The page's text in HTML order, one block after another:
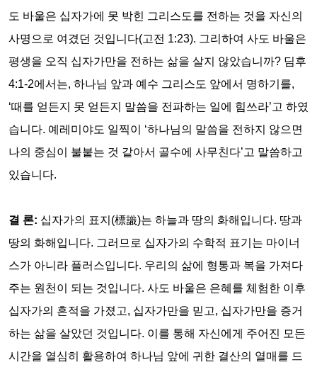
도 바울은 십자가에 못 박힌 그리스도를 전하는 것을 자신의
사명으로 여겼던 것입니다(고전 1:23). 그리하여 사도 바울은
평생을 오직 십자가만을 전하는 삶을 살지 않았습니까? 딤후
4:1-2에서는, 하나님 앞과 예수 그리스도 앞에서 명하기를,
‘때를 얻든지 못 얻든지 말씀을 전파하는 일에 힘쓰라’고 하였
습니다. 예레미야도 일찍이 ‘하나님의 말씀을 전하지 않으면
나의 중심이 불붙는 것 같아서 골수에 사무친다’고 말씀하고
있습니다.
결 론: 십자가의 표지 (標識)는 하늘과 땅의 화해입니다. 땅과
땅의 화해입니다. 그러므로 십자가의 수학적 표기는 마이너
스가 아니라 플러스입니다. 우리의 삶에 형통과 복을 가져다
주는 원천이 되는 것입니다. 사도 바울은 은혜를 체험한 이후
십자가의 흔적을 가졌고, 십자가만을 믿고, 십자가만을 증거
하는 삶을 살았던 것입니다. 이를 통해 자신에게 주어진 모든
시간을 열심히 활용하여 하나님 앞에 귀한 결산의 열매를 드